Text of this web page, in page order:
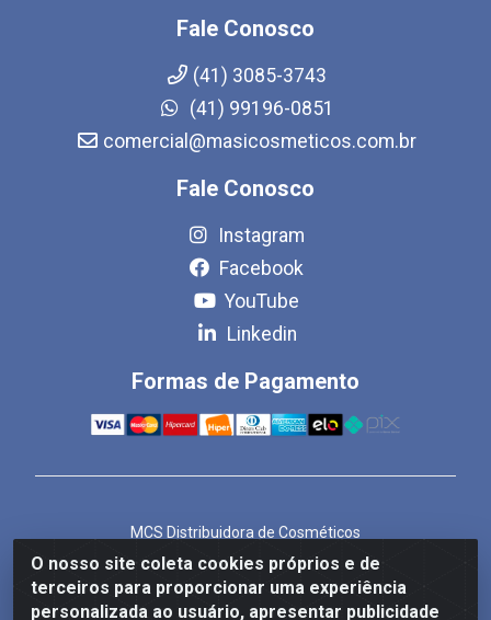
O nosso site coleta cookies próprios e de
terceiros para proporcionar uma experiência
personalizada ao usuário, apresentar publicidade
Fale Conosco
(41) 3085-3743
(41) 99196-0851
comercial@masicosmeticos.com.br
Fale Conosco
Instagram
Facebook
YouTube
Linkedin
Formas de Pagamento
MCS Distribuidora de Cosméticos
Rua Bom Jesus de Iguape, 1409 - Hauer, Curitiba/PR -
CEP 81.610-040
CNPJ 86.825.155/0001-82